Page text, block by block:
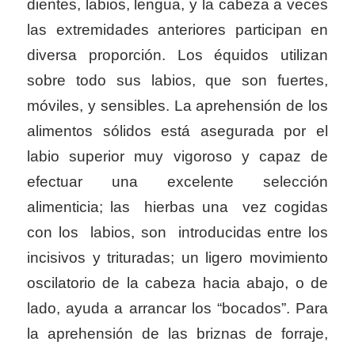
dientes, labios, lengua, y la cabeza a veces
las extremidades anteriores participan en
diversa proporción. Los équidos utilizan
sobre todo sus labios, que son fuertes,
móviles, y sensibles. La aprehensión de los
alimentos sólidos está asegurada por el
labio superior muy vigoroso y capaz de
efectuar una excelente selección
alimenticia; las hierbas una vez cogidas
con los labios, son introducidas entre los
incisivos y trituradas; un ligero movimiento
oscilatorio de la cabeza hacia abajo, o de
lado, ayuda a arrancar los “bocados”. Para
la aprehensión de las briznas de forraje,